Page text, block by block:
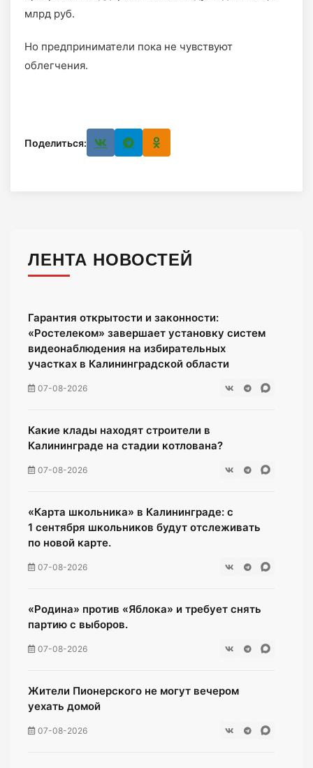
млрд руб.
Но предприниматели пока не чувствуют
облегчения.
Поделиться:
ЛЕНТА НОВОСТЕЙ
Гарантия открытости и законности:
«Ростелеком» завершает установку систем
видеонаблюдения на избирательных
участках в Калининградской области
07-08-2026
Какие клады находят строители в
Калининграде на стадии котлована?
07-08-2026
«Карта школьника» в Калининграде: с
1 сентября школьников будут отслеживать
по новой карте.
07-08-2026
«Родина» против «Яблока» и требует снять
партию с выборов.
07-08-2026
Жители Пионерского не могут вечером
уехать домой
07-08-2026